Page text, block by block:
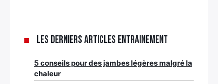
Les derniers articles Entrainement
5 conseils pour des jambes légères malgré la
chaleur